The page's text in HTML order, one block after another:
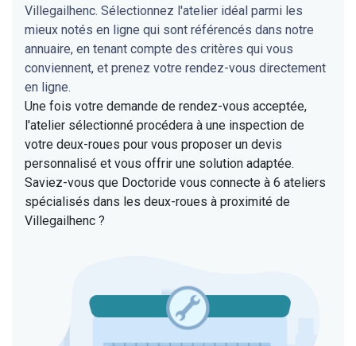
Villegailhenc. Sélectionnez l'atelier idéal parmi les
mieux notés en ligne qui sont référencés dans notre
annuaire, en tenant compte des critères qui vous
conviennent, et prenez votre rendez-vous directement
en ligne.
Une fois votre demande de rendez-vous acceptée,
l'atelier sélectionné procédera à une inspection de
votre deux-roues pour vous proposer un devis
personnalisé et vous offrir une solution adaptée.
Saviez-vous que Doctoride vous connecte à 6 ateliers
spécialisés dans les deux-roues à proximité de
Villegailhenc ?